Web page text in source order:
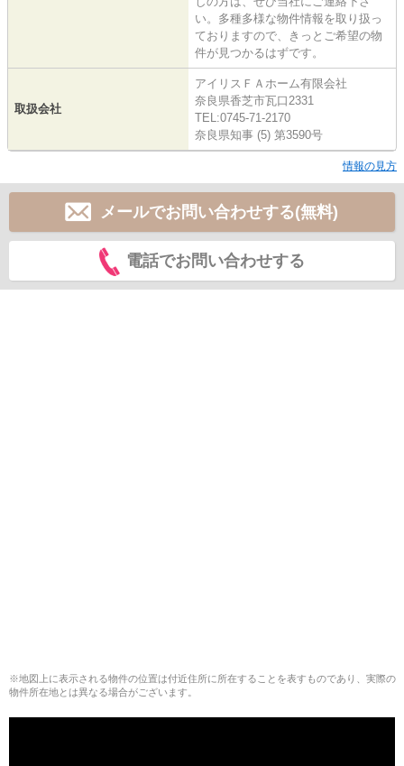
い。多種多様な物件情報を取り扱っ
ておりますので、きっとご希望の物
件が見つかるはずです。
取扱会社
アイリスＦＡホーム有限会社
奈良県香芝市瓦口2331
TEL:0745-71-2170
奈良県知事 (5) 第3590号
情報の見方
メールでお問い合わせする(無料)
電話でお問い合わせする
※地図上に表示される物件の位置は付近住所に所在することを表すものであり、実際の
物件所在地とは異なる場合がございます。